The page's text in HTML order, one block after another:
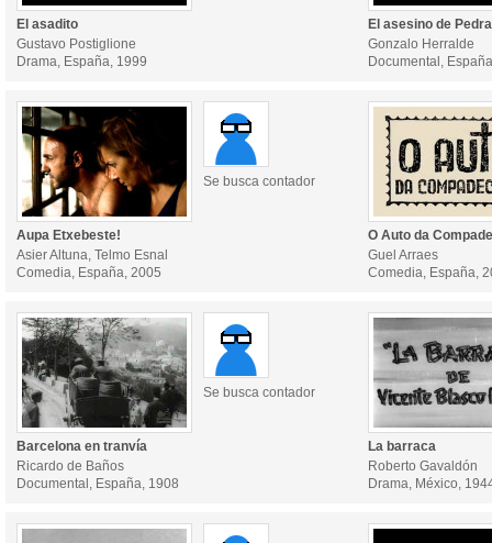
El asadito
Gustavo Postiglione
Drama, España, 1999
El asesino de
Gonzalo Herralde
Documental,
Se busca contador
Aupa Etxebeste!
Asier Altuna, Telmo Esnal
Comedia, España, 2005
O Auto da
Guel Arraes
Comedia, España,
Se busca contador
Barcelona en tranvía
Ricardo de Baños
Documental, España, 1908
La barraca
Roberto Gavaldón
Drama, México,